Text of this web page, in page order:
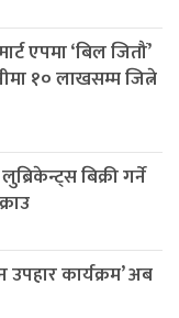
एपमा ‘बिल जितौं’
१० लाखसम्म जित्ने
बिक्री गर्ने
उपहार कार्यक्रम’ अब